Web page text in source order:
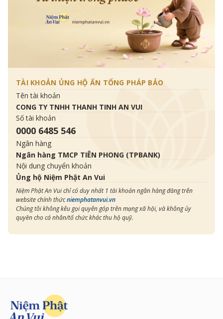
TÀI KHOẢN ỦNG HỘ ẤN TỐNG PHÁP BẢO
Tên tài khoản
CONG TY TNHH THANH TINH AN VUI
Số tài khoản
0000 6485 546
Ngân hàng
Ngân hàng TMCP TIÊN PHONG (TPBANK)
Nội dung chuyển khoản
Ủng hộ Niệm Phật An Vui
Niệm Phật An Vui chỉ có duy nhất 1 tài khoản ngân hàng đăng trên
website chính thứcniemphatanvui.vn
Chúng tôi không kêu gọi quyên góp trên mạng xã hội, và không ủy
quyền cho cá nhân/tổ chức khác thu hộ quỹ.